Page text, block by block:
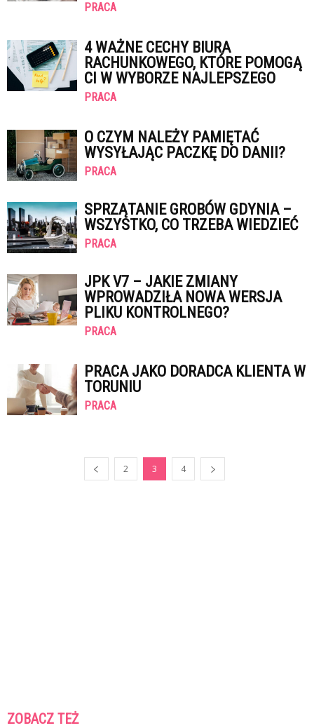
PRACA
4 WAŻNE CECHY BIURA
RACHUNKOWEGO, KTÓRE POMOGĄ
CI W WYBORZE NAJLEPSZEGO
PRACA
O CZYM NALEŻY PAMIĘTAĆ
WYSYŁAJĄC PACZKĘ DO DANII?
PRACA
SPRZĄTANIE GROBÓW GDYNIA –
WSZYSTKO, CO TRZEBA WIEDZIEĆ
PRACA
JPK V7 – JAKIE ZMIANY
WPROWADZIŁA NOWA WERSJA
PLIKU KONTROLNEGO?
PRACA
PRACA JAKO DORADCA KLIENTA W
TORUNIU
PRACA
2 3 4
ZOBACZ TEŻ